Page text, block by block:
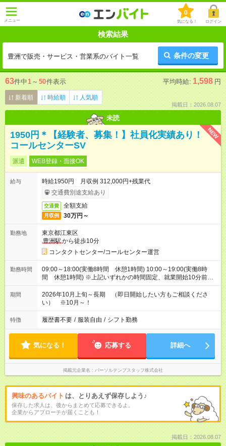
メニュー
0
気になる！ ログイン
検索結果
豊洲で販売・サービス・営業系のバイト一覧 条件の変更
63件中1 ～ 50件表示 平均時給: 1,598 円
新着順 時給順 人気順
掲載日：2026.08.07
未読
NEW
1950円＊【経験者、募集！】社員化実績あり！
コールセンターSV
派遣 WEB登録・面接OK
給与
時給1950円 月収例 312,000円+残業代
交通費別途支給あり
交通費 全額支給
月収例 30万円～
勤務地
東京都江東区
豊洲駅から徒歩10分
コンタクトセンター/コールセンター運営
勤務時間
09:00～18:00(実働8時間 休憩1時間) 10:00～19:00(実働8時
間 休憩1時間) ※上記いずれかの時間固定、就業開始10分前か
ら朝礼あり
期間
2026年10月上旬～長期 （即日開始したい方もご相談くださ
い） ※10月～！
特徴 履歴書不要 / 服装自由 / シフト勤務
気になる！ 応募する 詳細へ
掲載元企業名 パーソルテンプスタッフ株式会社
興味のあるバイト は、とりあえず保存しよう♪
保存した求人は、後からまとめて応募できるよ。
企業からアプローチが届くことも！
掲載日：2026.08.07